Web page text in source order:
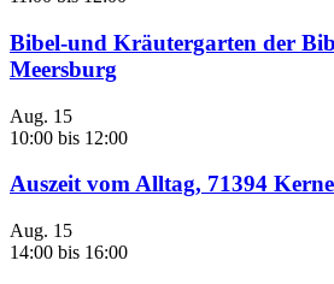
Bibel-und Kräutergarten der
Meersburg
Aug. 15
10:00 bis 12:00
Auszeit vom Alltag, 71394
Aug. 15
14:00 bis 16:00